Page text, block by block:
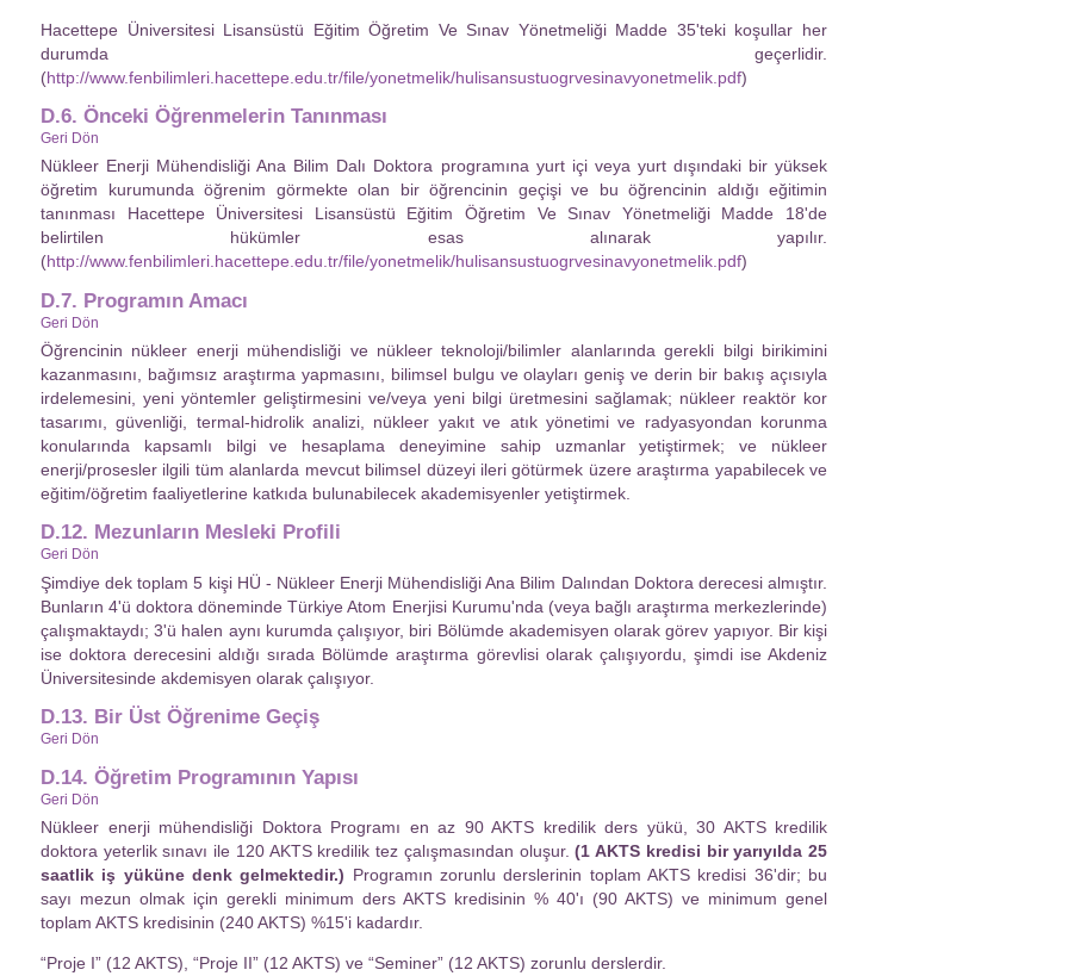
Hacettepe Üniversitesi Lisansüstü Eğitim Öğretim Ve Sınav Yönetmeliği Madde 35'teki koşullar her
durumda geçerlidir.
(http://www.fenbilimleri.hacettepe.edu.tr/file/yonetmelik/hulisansustuogrvesinavyonetmelik.pdf)
D.6. Önceki Öğrenmelerin Tanınması
Geri Dön
Nükleer Enerji Mühendisliği Ana Bilim Dalı Doktora programına yurt içi veya yurt dışındaki bir yüksek
öğretim kurumunda öğrenim görmekte olan bir öğrencinin geçişi ve bu öğrencinin aldığı eğitimin
tanınması Hacettepe Üniversitesi Lisansüstü Eğitim Öğretim Ve Sınav Yönetmeliği Madde 18'de
belirtilen hükümler esas alınarak yapılır.
(http://www.fenbilimleri.hacettepe.edu.tr/file/yonetmelik/hulisansustuogrvesinavyonetmelik.pdf)
D.7. Programın Amacı
Geri Dön
Öğrencinin nükleer enerji mühendisliği ve nükleer teknoloji/bilimler alanlarında gerekli bilgi birikimini
kazanmasını, bağımsız araştırma yapmasını, bilimsel bulgu ve olayları geniş ve derin bir bakış açısıyla
irdelemesini, yeni yöntemler geliştirmesini ve/veya yeni bilgi üretmesini sağlamak; nükleer reaktör kor
tasarımı, güvenliği, termal-hidrolik analizi, nükleer yakıt ve atık yönetimi ve radyasyondan korunma
konularında kapsamlı bilgi ve hesaplama deneyimine sahip uzmanlar yetiştirmek; ve nükleer
enerji/prosesler ilgili tüm alanlarda mevcut bilimsel düzeyi ileri götürmek üzere araştırma yapabilecek ve
eğitim/öğretim faaliyetlerine katkıda bulunabilecek akademisyenler yetiştirmek.
D.12. Mezunların Mesleki Profili
Geri Dön
Şimdiye dek toplam 5 kişi HÜ - Nükleer Enerji Mühendisliği Ana Bilim Dalından Doktora derecesi almıştır.
Bunların 4'ü doktora döneminde Türkiye Atom Enerjisi Kurumu'nda (veya bağlı araştırma merkezlerinde)
çalışmaktaydı; 3'ü halen aynı kurumda çalışıyor, biri Bölümde akademisyen olarak görev yapıyor. Bir kişi
ise doktora derecesini aldığı sırada Bölümde araştırma görevlisi olarak çalışıyordu, şimdi ise Akdeniz
Üniversitesinde akdemisyen olarak çalışıyor.
D.13. Bir Üst Öğrenime Geçiş
Geri Dön
D.14. Öğretim Programının Yapısı
Geri Dön
Nükleer enerji mühendisliği Doktora Programı en az 90 AKTS kredilik ders yükü, 30 AKTS kredilik
doktora yeterlik sınavı ile 120 AKTS kredilik tez çalışmasından oluşur.(1 AKTS kredisi bir yarıyılda 25
saatlik iş yüküne denk gelmektedir.) Programın zorunlu derslerinin toplam AKTS kredisi 36'dir; bu
sayı mezun olmak için gerekli minimum ders AKTS kredisinin % 40'ı (90 AKTS) ve minimum genel
toplam AKTS kredisinin (240 AKTS) %15'i kadardır.
“Proje I” (12 AKTS), “Proje II” (12 AKTS) ve “Seminer” (12 AKTS) zorunlu derslerdir.